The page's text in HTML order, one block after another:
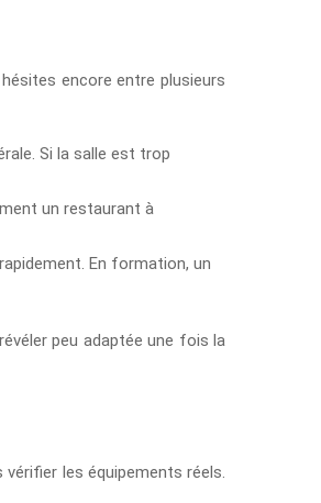
encore entre plusieurs
Si la salle est trop
un restaurant à
En formation, un
peu adaptée une fois la
les équipements réels.